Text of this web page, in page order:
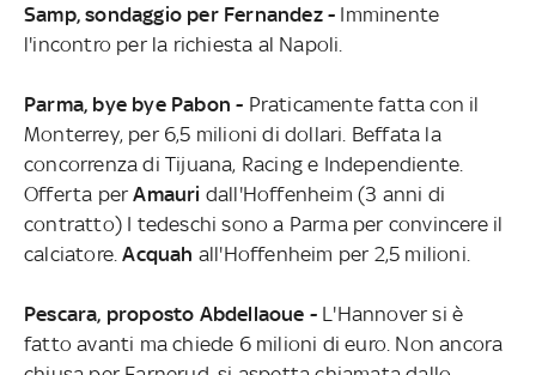
Samp, sondaggio per Fernandez - Imminente
l'incontro per la richiesta al Napoli.
Parma, bye bye Pabon - Praticamente fatta con il
Monterrey, per 6,5 milioni di dollari. Beffata la
concorrenza di Tijuana, Racing e Independiente.
Offerta perAmauri dall'Hoffenheim (3 anni di
contratto) I tedeschi sono a Parma per convincere il
calciatore.Acquah all'Hoffenheim per 2,5 milioni.
Pescara, proposto Abdellaoue -L'Hannover si è
fatto avanti ma chiede 6 milioni di euro. Non ancora